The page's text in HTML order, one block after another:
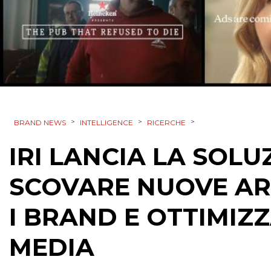
BRAND NEWS > INTELLIGENCE > RICERCHE >
IRI LANCIA LA
SCOVARE NUOVE
I BRAND E
MEDIA